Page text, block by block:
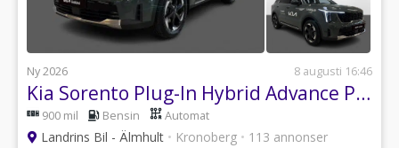
Ny 2026 8 augusti 16:46
Kia Sorento Plug-In Hybrid Advance Plus 252hk *Dragkrok*360*
900 mil Bensin Automat
Landrins Bil - Älmhult • Kronoberg • 113 annonser